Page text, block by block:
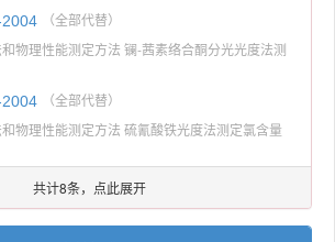
（全部代替）
物理性能测定方法 镧-茜素络合酮分光光度法测
（全部代替）
物理性能测定方法 硫氰酸铁光度法测定氯含量
共计8条，点此展开